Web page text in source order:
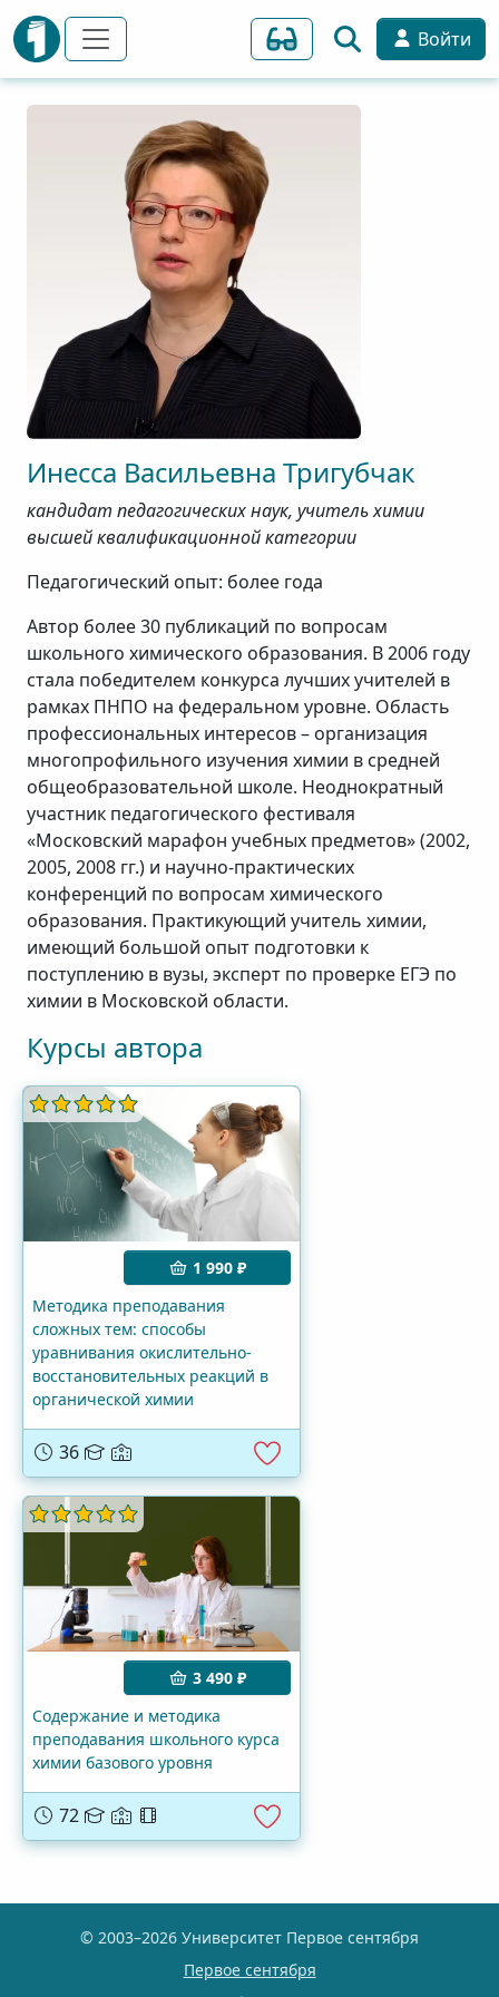
Войти
Инесса Васильевна Тригубчак
кандидат педагогических наук, учитель химии
высшей квалификационной категории
Педагогический опыт: более года
Автор более 30 публикаций по вопросам
школьного химического образования. В 2006 году
стала победителем конкурса лучших учителей в
рамках ПНПО на федеральном уровне. Область
профессиональных интересов – организация
многопрофильного изучения химии в средней
общеобразовательной школе. Неоднократный
участник педагогического фестиваля
«Московский марафон учебных предметов» (2002,
2005, 2008 гг.) и научно-практических
конференций по вопросам химического
образования. Практикующий учитель химии,
имеющий большой опыт подготовки к
поступлению в вузы, эксперт по проверке ЕГЭ по
химии в Московской области.
Курсы автора
1 990 ₽
Методика преподавания
сложных тем: способы
уравнивания окислительно-
восстановительных реакций в
органической химии
36
3 490 ₽
Содержание и методика
преподавания школьного курса
химии базового уровня
72
© 2003–2026 Университет Первое сентября
Первое сентября